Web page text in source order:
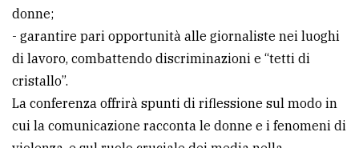
donne;
- garantire pari opportunità alle giornaliste nei luoghi
di lavoro, combattendo discriminazioni e “tetti di
cristallo”.
La conferenza offrirà spunti di riflessione sul modo in
cui la comunicazione racconta le donne e i fenomeni di